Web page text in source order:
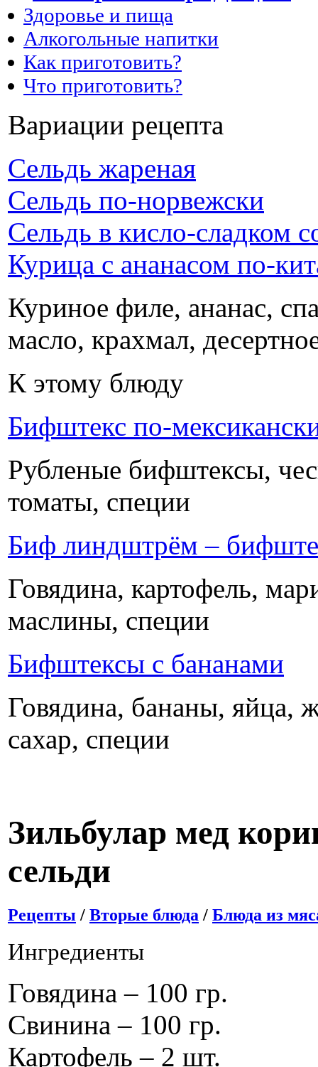
Здоровье и пища
Алкогольные напитки
Как приготовить?
Что приготовить?
Вариации рецепта
Сельдь жареная
Сельдь по-норвежски
Сельдь в кисло-сладком
Курица с ананасом по-
Куриное филе, ананас,
масло, крахмал,
К этому блюду
Бифштекс по-
Рубленые бифштексы,
томаты, специи
Биф линдштрём –
Говядина, картофель,
маслины, специи
Бифштексы с бананами
Говядина, бананы, яйца,
сахар, специи
Зильбулар мед
сельди
Рецепты / Вторые блюда / Блюда из
Ингредиенты
Говядина – 100 гр.
Свинина – 100 гр.
Картофель – 2 шт.